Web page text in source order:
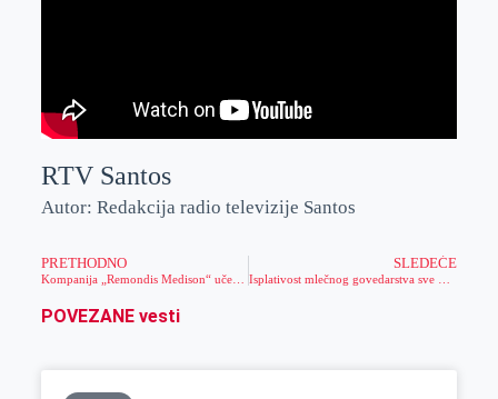
RTV Santos
Autor: Redakcija radio televizije Santos
PRETHODNO
Kompanija „Remondis Medison“ učestvuje u projektu „Moja prva plata“
SLEDEĆE
POVEZANE vesti